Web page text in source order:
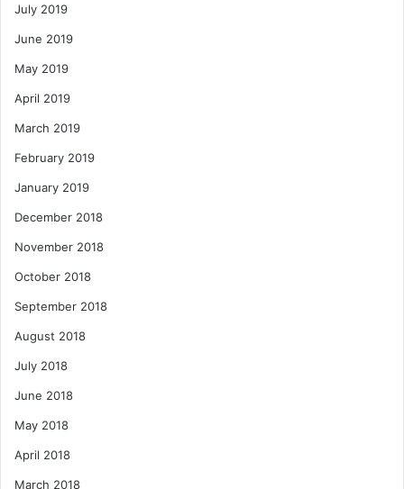
July 2019
June 2019
May 2019
April 2019
March 2019
February 2019
January 2019
December 2018
November 2018
October 2018
September 2018
August 2018
July 2018
June 2018
May 2018
April 2018
March 2018